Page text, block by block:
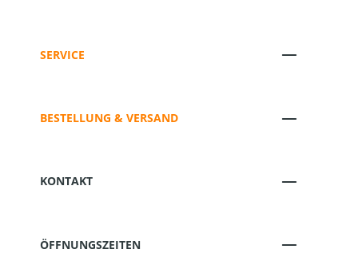
SERVICE
BESTELLUNG & VERSAND
KONTAKT
ÖFFNUNGSZEITEN